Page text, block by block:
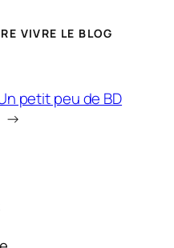
VIVRE LE BLOG
petit peu de BD
→